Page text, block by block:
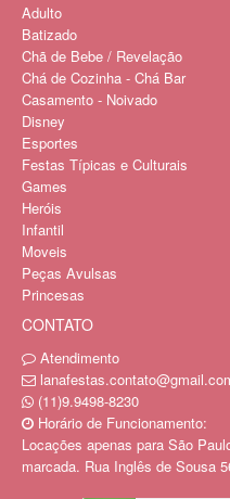
Adulto
Batizado
Chã de Bebe / Revelação
Chá de Cozinha - Chá Bar
Casamento - Noivado
Disney
Esportes
Festas Típicas e Culturais
Games
Heróis
Infantil
Moveis
Peças Avulsas
Princesas
CONTATO
Atendimento
(11)9.9498-8230
Horário de Funcionamento:
Locações apenas para São
marcada. Rua Inglês de Sousa